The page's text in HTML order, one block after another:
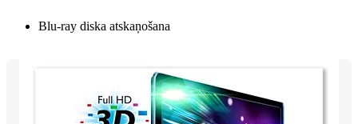
Blu-ray diska atskaņošana